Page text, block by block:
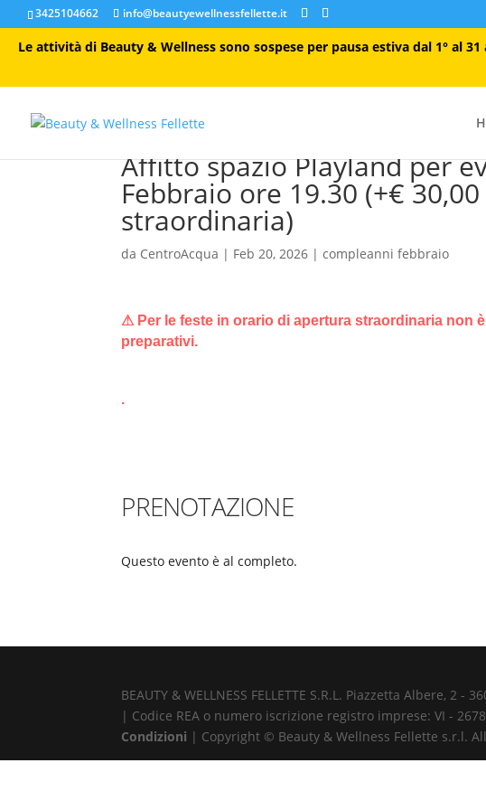
3425104662 info@beautyewellnessfellette.it
Le attività di Beauty & Wellness sono sospese per pausa estiva dal 1° al
Affitto spazio Playland per
Febbraio ore 19.30 (+€
straordinaria)
da CentroAcqua | Feb 20, 2026 |compleanni febbraio
⚠ Per le feste in orario di apertura straordinaria non
preparativi.
.
PRENOTAZIONE
Questo evento è al completo.
BEAUTY & WELLNESS FELLETTE S.R.L. Piazzetta Albere,
| Codice REA o numero iscrizione registro imprese: VI -
Condizioni | Copyright © Beauty & Wellness Fellette s.r.l.